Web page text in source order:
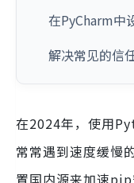
在PyCharm中
解决常见的信
在2024年，使用
常常遇到速度缓慢
置国内源来加速pip